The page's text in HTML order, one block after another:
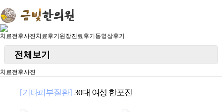
＋ 금빛한의원
치료전후사진치료후기원장진료후기동영상후기
전체보기
아토피
기타피부질환
치료전후사진
[기타피부질환]30대 여성 한포진